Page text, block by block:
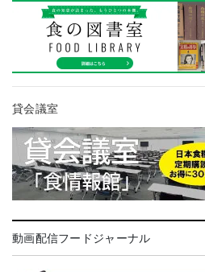
貸会議室
動画配信フードジャーナル